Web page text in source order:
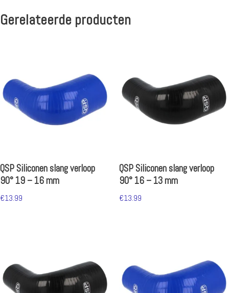
Gerelateerde producten
QSP Siliconen slang verloop
90° 19 – 16 mm
€13.99
QSP Siliconen slang verloop
90° 16 – 13 mm
€13.99